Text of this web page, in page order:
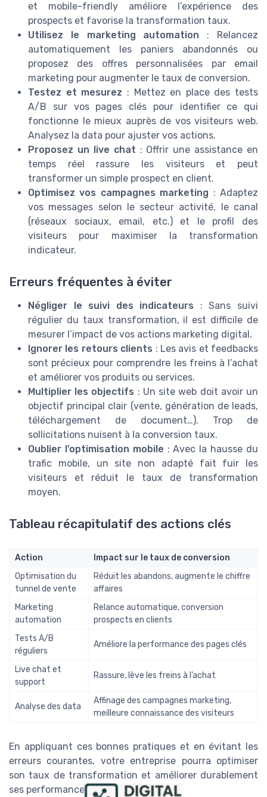
et mobile-friendly améliore l’expérience des
prospects et favorise la transformation taux.
Utilisez le marketing automation : Relancez
automatiquement les paniers abandonnés ou
proposez des offres personnalisées par email
marketing pour augmenter le taux de conversion.
Testez et mesurez : Mettez en place des tests
A/B sur vos pages clés pour identifier ce qui
fonctionne le mieux auprès de vos visiteurs web.
Analysez la data pour ajuster vos actions.
Proposez un live chat : Offrir une assistance en
temps réel rassure les visiteurs et peut
transformer un simple prospect en client.
Optimisez vos campagnes marketing : Adaptez
vos messages selon le secteur activité, le canal
(réseaux sociaux, email, etc.) et le profil des
visiteurs pour maximiser la transformation
indicateur.
Erreurs fréquentes à éviter
Négliger le suivi des indicateurs : Sans suivi
régulier du taux transformation, il est difficile de
mesurer l’impact de vos actions marketing digital.
Ignorer les retours clients : Les avis et feedbacks
sont précieux pour comprendre les freins à l’achat
et améliorer vos produits ou services.
Multiplier les objectifs : Un site web doit avoir un
objectif principal clair (vente, génération de leads,
téléchargement de document…). Trop de
sollicitations nuisent à la conversion taux.
Oublier l’optimisation mobile : Avec la hausse du
trafic mobile, un site non adapté fait fuir les
visiteurs et réduit le taux de transformation
moyen.
Tableau récapitulatif des actions clés
Action
Impact sur le taux de conversion
Optimisation du
tunnel de vente
Réduit les abandons, augmente le chiffre
affaires
Marketing
automation
Relance automatique, conversion
prospects en clients
Tests A/B
réguliers
Améliore la performance des pages clés
Live chat et
support
Rassure, lève les freins à l’achat
Analyse des data
Affinage des campagnes marketing,
meilleure connaissance des visiteurs
En appliquant ces bonnes pratiques et en évitant les
erreurs courantes, votre entreprise pourra optimiser
son taux de transformation et améliorer durablement
ses performances sur le web.